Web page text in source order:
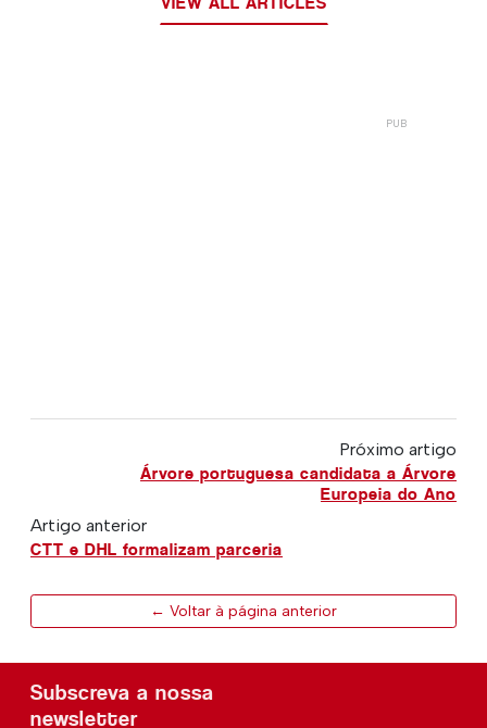
Próximo artigo
Árvore portuguesa candidata a Árvore
Europeia do Ano
Artigo anterior
CTT e DHL formalizam parceria
← Voltar à página anterior
Subscreva a nossa
newsletter